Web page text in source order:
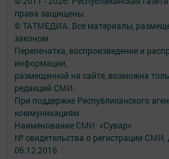
права защищены.
© ТАТМЕДИА. Все материалы,
законом.
Перепечатка, воспроизведение и
информации,
размещенной на сайте, возможна
редакций СМИ.
При поддержке Республиканского
коммуникациям.
Наименование СМИ: «Сувар»
№ свидетельства о регистрации
06.12.2016